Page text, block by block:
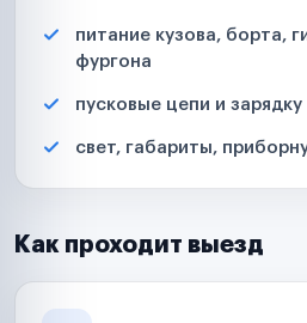
питание кузова, борта,
фургона
пусковые цепи и
свет, габариты,
Как проходит выезд